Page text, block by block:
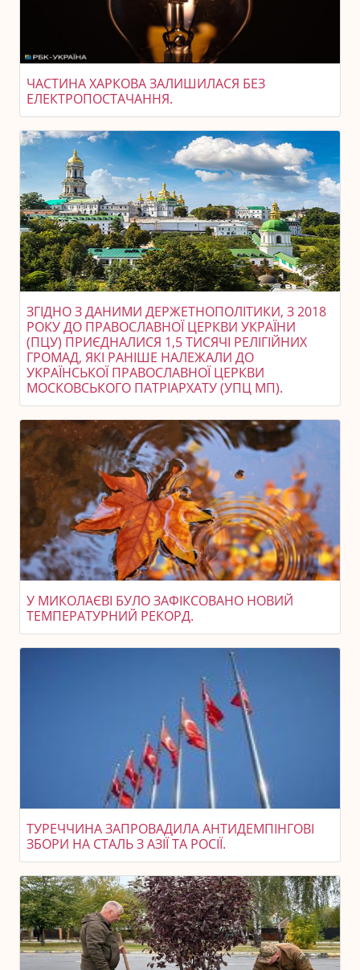
ЧАСТИНА ХАРКОВА ЗАЛИШИЛАСЯ БЕЗ
ЕЛЕКТРОПОСТАЧАННЯ.
ЗГІДНО З ДАНИМИ ДЕРЖЕТНОПОЛІТИКИ, З 2018
РОКУ ДО ПРАВОСЛАВНОЇ ЦЕРКВИ УКРАЇНИ
(ПЦУ) ПРИЄДНАЛИСЯ 1,5 ТИСЯЧІ РЕЛІГІЙНИХ
ГРОМАД, ЯКІ РАНІШЕ НАЛЕЖАЛИ ДО
УКРАЇНСЬКОЇ ПРАВОСЛАВНОЇ ЦЕРКВИ
МОСКОВСЬКОГО ПАТРІАРХАТУ (УПЦ МП).
У МИКОЛАЄВІ БУЛО ЗАФІКСОВАНО НОВИЙ
ТЕМПЕРАТУРНИЙ РЕКОРД.
ТУРЕЧЧИНА ЗАПРОВАДИЛА АНТИДЕМПІНГОВІ
ЗБОРИ НА СТАЛЬ З АЗІЇ ТА РОСІЇ.